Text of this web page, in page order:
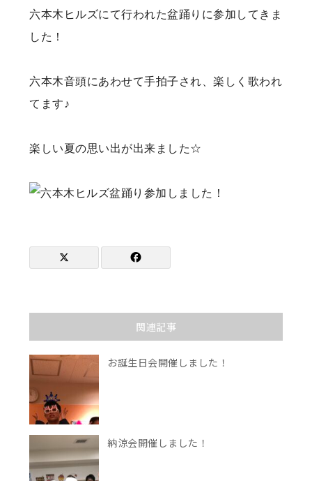
六本木ヒルズにて行われた盆踊りに参加してきま
した！
六本木音頭にあわせて手拍子され、楽しく歌われ
てます♪
楽しい夏の思い出が出来ました☆
関連記事
お誕生日会開催しました！
納涼会開催しました！